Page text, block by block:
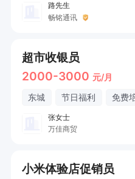
路先生
畅铭通讯
超市收银员
2000-3000 元/月
东城 节日福利 免费
张女士
万佳商贸
小米体验店促销员